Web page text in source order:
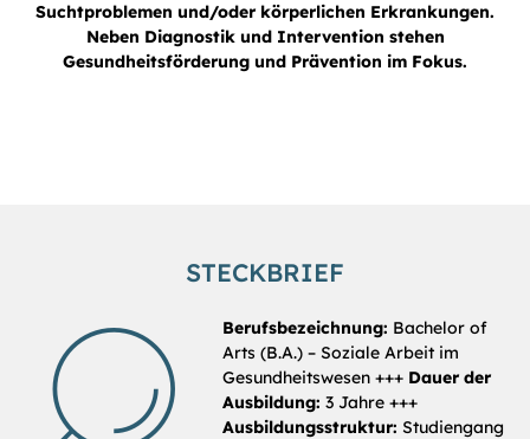
Suchtproblemen und/oder körperlichen Erkrankungen.
Neben Diagnostik und Intervention stehen
Gesundheitsförderung und Prävention im Fokus.
STECKBRIEF
Berufsbezeichnung: Bachelor of
Arts (B.A.) – Soziale Arbeit im
Gesundheitswesen +++ Dauer der
Ausbildung: 3 Jahre +++
Ausbildungsstruktur: Studiengang